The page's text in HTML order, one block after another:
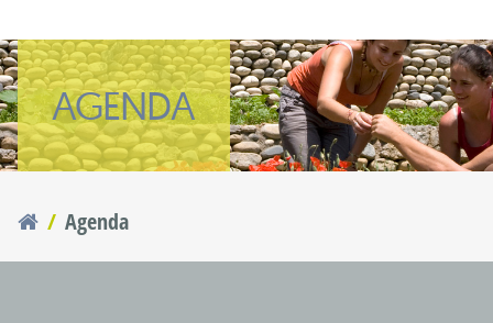
AGENDA
Vous êtes ici
Agenda